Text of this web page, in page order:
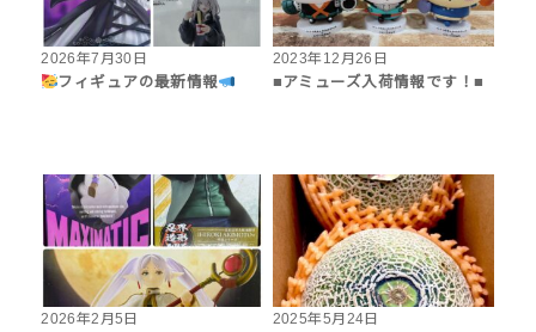
2026年7月30日
フィギュアの最新情報
2023年12月26日
■アミューズ入荷情報です！■
2026年2月5日
2025年5月24日